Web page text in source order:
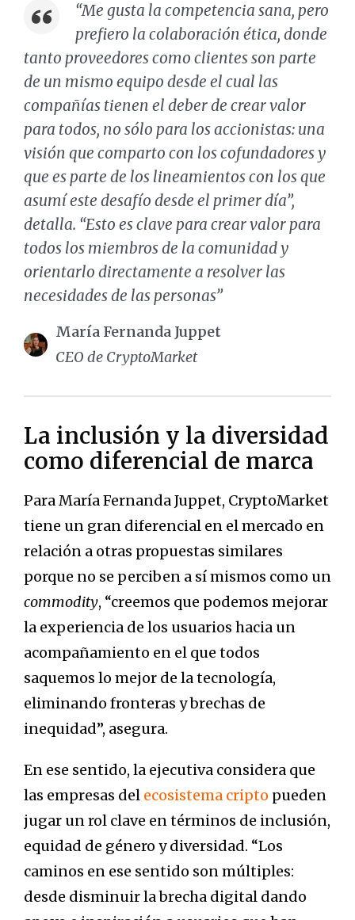
“Me gusta la competencia sana, pero
prefiero la colaboración ética, donde
tanto proveedores como clientes son parte
de un mismo equipo desde el cual las
compañías tienen el deber de crear valor
para todos, no sólo para los accionistas: una
visión que comparto con los cofundadores y
que es parte de los lineamientos con los que
asumí este desafío desde el primer día”,
detalla. “Esto es clave para crear valor para
todos los miembros de la comunidad y
orientarlo directamente a resolver las
necesidades de las personas”
María Fernanda Juppet
CEO de CryptoMarket
La inclusión y la diversidad
como diferencial de marca
Para María Fernanda Juppet, CryptoMarket
tiene un gran diferencial en el mercado en
relación a otras propuestas similares
porque no se perciben a sí mismos como un
commodity, “creemos que podemos mejorar
la experiencia de los usuarios hacia un
acompañamiento en el que todos
saquemos lo mejor de la tecnología,
eliminando fronteras y brechas de
inequidad”, asegura.
En ese sentido, la ejecutiva considera que
las empresas del ecosistema cripto pueden
jugar un rol clave en términos de inclusión,
equidad de género y diversidad. “Los
caminos en ese sentido son múltiples:
desde disminuir la brecha digital dando